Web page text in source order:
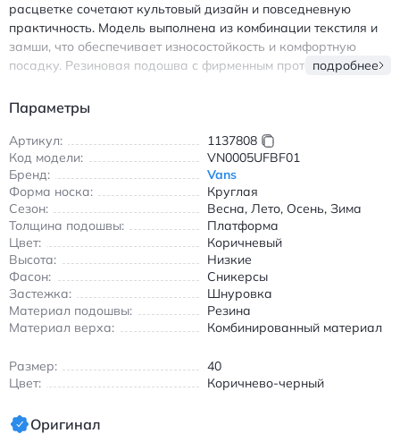
расцветке сочетают культовый дизайн и повседневную
практичность. Модель выполнена из комбинации текстиля и
замши, что обеспечивает износостойкость и комфортную
посадку. Резиновая подошва с фирменным протектором
стелька снижает нагрузку при ходьбе. Универсальный силуэт
создания городских образов. Подходит для всех сезонов
благодаря прочным материалам и продуманной конструкции.
Легко сочетается с джинсами, шортами и повседневной
одеждой любого стиля. Ванс Олд Скул мужские кеды
коричнево-черные на шнуровке с резиновой подошвой и
комбинированным верхом из текстиля и замши.
подробнее
Параметры
Артикул:
1137808
Код модели:
VN0005UFBF01
Бренд:
Vans
Форма носка:
Круглая
Сезон:
Весна, Лето, Осень, Зима
Толщина подошвы:
Платформа
Цвет:
Коричневый
Высота:
Низкие
Фасон:
Сникерсы
Застежка:
Шнуровка
Материал подошвы:
Резина
Материал верха:
Комбинированный материал
Размер:
40
Цвет:
Коричнево-черный
Оригинал